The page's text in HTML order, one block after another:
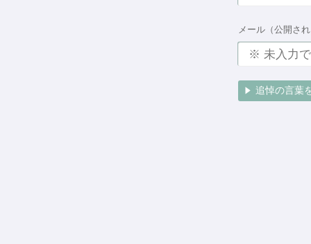
メール（公開さ